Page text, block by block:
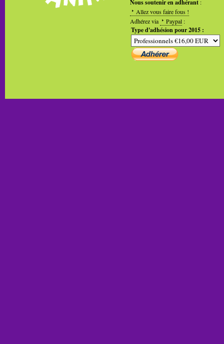
Nous soutenir en adhérant :
Allez vous faire fous !
Adhérez via
Paypal :
Type d'adhésion pour 2015 :